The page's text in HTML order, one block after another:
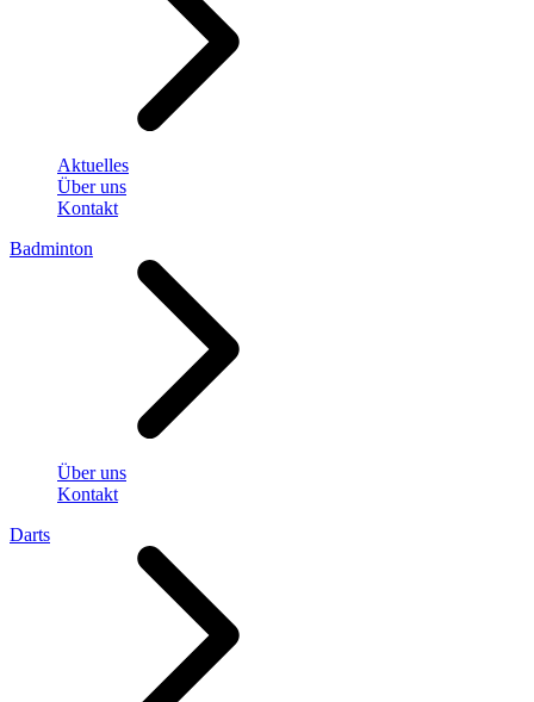
Aktuelles
Über uns
Kontakt
Badminton
Über uns
Kontakt
Darts